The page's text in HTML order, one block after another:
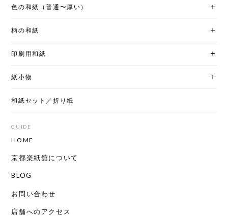
色の和紙（普通〜厚い）
柄の和紙
印刷用和紙
紙小物
和紙セット／折り紙
GUIDE
HOME
京都楽紙舘について
BLOG
お問い合わせ
店舗へのアクセス